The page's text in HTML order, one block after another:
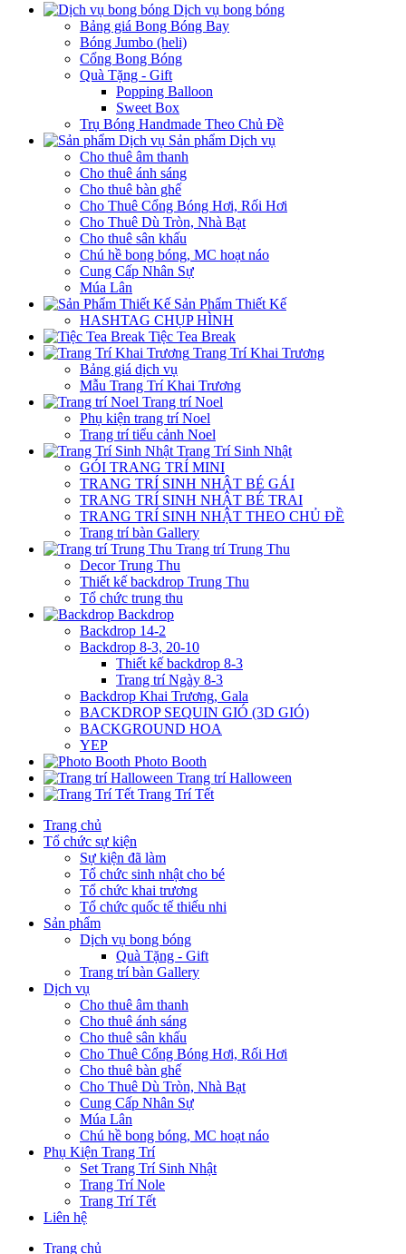
Dịch vụ bong bóng
Bảng giá Bong Bóng Bay
Bóng Jumbo (heli)
Cổng Bong Bóng
Quà Tặng - Gift
Popping Balloon
Sweet Box
Trụ Bóng Handmade Theo Chủ Đề
Sản phẩm Dịch vụ
Cho thuê âm thanh
Cho thuê ánh sáng
Cho thuê bàn ghế
Cho Thuê Cổng Bóng Hơi, Rối Hơi
Cho Thuê Dù Tròn, Nhà Bạt
Cho thuê sân khấu
Chú hề bong bóng, MC hoạt náo
Cung Cấp Nhân Sự
Múa Lân
Sản Phẩm Thiết Kế
HASHTAG CHỤP HÌNH
Tiệc Tea Break
Trang Trí Khai Trương
Bảng giá dịch vụ
Mẫu Trang Trí Khai Trương
Trang trí Noel
Phụ kiện trang trí Noel
Trang trí tiểu cảnh Noel
Trang Trí Sinh Nhật
GÓI TRANG TRÍ MINI
TRANG TRÍ SINH NHẬT BÉ GÁI
TRANG TRÍ SINH NHẬT BÉ TRAI
TRANG TRÍ SINH NHẬT THEO CHỦ ĐỀ
Trang trí bàn Gallery
Trang trí Trung Thu
Decor Trung Thu
Thiết kế backdrop Trung Thu
Tổ chức trung thu
Backdrop
Backdrop 14-2
Backdrop 8-3, 20-10
Thiết kế backdrop 8-3
Trang trí Ngày 8-3
Backdrop Khai Trương, Gala
BACKDROP SEQUIN GIÓ (3D GIÓ)
BACKGROUND HOA
YEP
Photo Booth
Trang trí Halloween
Trang Trí Tết
Trang chủ
Tổ chức sự kiện
Sự kiện đã làm
Tổ chức sinh nhật cho bé
Tổ chức khai trương
Tổ chức quốc tế thiếu nhi
Sản phẩm
Dịch vụ bong bóng
Quà Tặng - Gift
Trang trí bàn Gallery
Dịch vụ
Cho thuê âm thanh
Cho thuê ánh sáng
Cho thuê sân khấu
Cho Thuê Cổng Bóng Hơi, Rối Hơi
Cho thuê bàn ghế
Cho Thuê Dù Tròn, Nhà Bạt
Cung Cấp Nhân Sự
Múa Lân
Chú hề bong bóng, MC hoạt náo
Phụ Kiện Trang Trí
Set Trang Trí Sinh Nhật
Trang Trí Nole
Trang Trí Tết
Liên hệ
Trang chủ